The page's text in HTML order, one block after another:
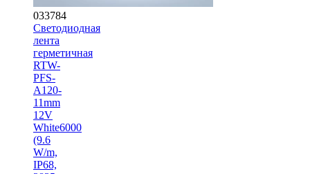
033784
Светодиодная
лента
герметичная
RTW-
PFS-
A120-
11mm
12V
White6000
(9.6
W/m,
IP68,